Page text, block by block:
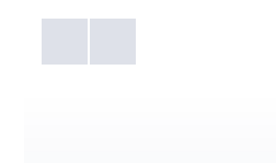
Galéria